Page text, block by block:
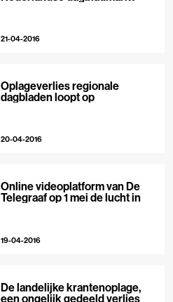
21-04-2016
Oplageverlies regionale
dagbladen loopt op
20-04-2016
Online videoplatform van De
Telegraaf op 1 mei de lucht in
19-04-2016
De landelijke krantenoplage,
een ongelijk gedeeld verlies